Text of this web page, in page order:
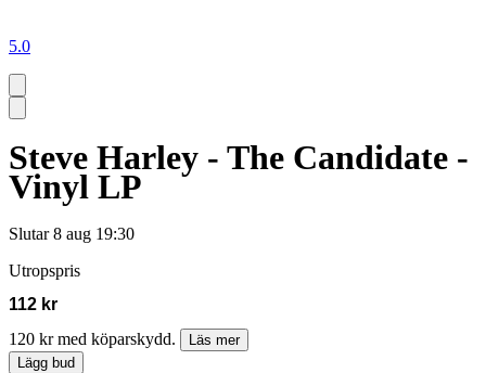
5.0
Steve Harley - The Candidate -
Vinyl LP
Slutar 8 aug 19:30
Utropspris
112 kr
120 kr med köparskydd.
Läs mer
Lägg bud